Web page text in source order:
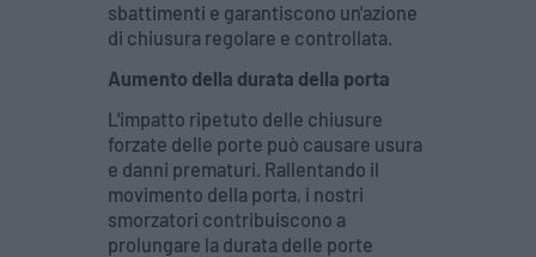
sbattimenti e garantiscono un'azione
di chiusura regolare e controllata.
Aumento della durata della porta
L'impatto ripetuto delle chiusure
forzate delle porte può causare usura
e danni prematuri. Rallentando il
movimento della porta, i nostri
smorzatori contribuiscono a
prolungare la durata delle porte